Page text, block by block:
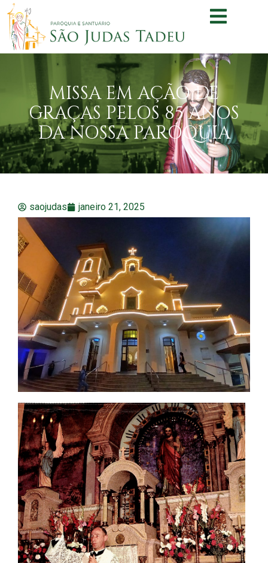
MISSA EM AÇÃO DE
GRAÇAS PELOS 85 ANOS
DA NOSSA PARÓQUIA
saojudas janeiro 21, 2025